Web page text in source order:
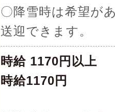
〇降雪時は希望が
送迎できます。
時給 1170円以上
時給1170円